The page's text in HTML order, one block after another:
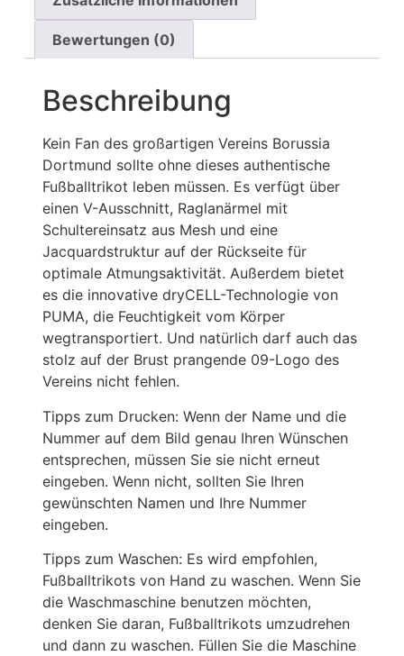
Bewertungen (0)
Beschreibung
Kein Fan des großartigen Vereins Borussia
Dortmund sollte ohne dieses authentische
Fußballtrikot leben müssen. Es verfügt über
einen V-Ausschnitt, Raglanärmel mit
Schultereinsatz aus Mesh und eine
Jacquardstruktur auf der Rückseite für
optimale Atmungsaktivität. Außerdem bietet
es die innovative dryCELL-Technologie von
PUMA, die Feuchtigkeit vom Körper
wegtransportiert. Und natürlich darf auch das
stolz auf der Brust prangende 09-Logo des
Vereins nicht fehlen.
Tipps zum Drucken: Wenn der Name und die
Nummer auf dem Bild genau Ihren Wünschen
entsprechen, müssen Sie sie nicht erneut
eingeben. Wenn nicht, sollten Sie Ihren
gewünschten Namen und Ihre Nummer
eingeben.
Tipps zum Waschen: Es wird empfohlen,
Fußballtrikots von Hand zu waschen. Wenn Sie
die Waschmaschine benutzen möchten,
denken Sie daran, Fußballtrikots umzudrehen
und dann zu waschen. Füllen Sie die Maschine